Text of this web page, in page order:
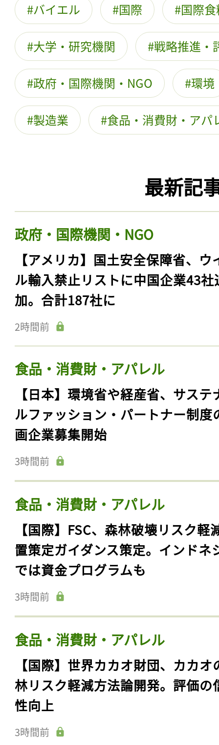
バイエル 国際 国際
大学・研究機関 戦略推進・
政府・国際機関・NGO 環境
製造業 食品・消費財・アパ
最新記
政府・国際機関・NGO
【アメリカ】国土安全保障省、ウ
ル輸入禁止リストに中国企業43社
加。合計187社に
2時間前
食品・消費財・アパレル
【日本】環境省や経産省、サステ
ルファッション・パートナー制度
画企業募集開始
3時間前
食品・消費財・アパレル
【国際】FSC、森林破壊リスク軽
置策定ガイダンス策定。インドネ
では資金プログラムも
3時間前
食品・消費財・アパレル
【国際】世界カカオ財団、カカオ
林リスク軽減方法論開発。評価の
性向上
3時間前